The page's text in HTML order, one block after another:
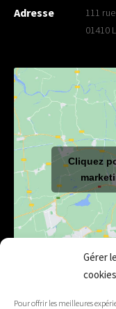
Gérer
cookies
Pour offrir les meilleures
Adresse
111
01410
Cliquez